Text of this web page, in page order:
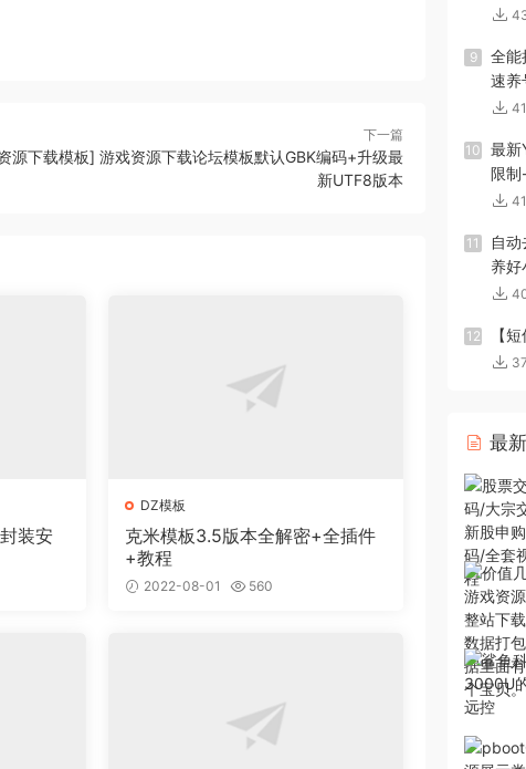
下一篇
源下载模板] 游戏资源下载论坛模板默认GBK编码+升级最
新UTF8版本
装安
DZ模板
克米模板3.5版本全解密+全插件
+教程
2022-08-01 560
9
全能
速养
41
10
最新
限制
41
11
自
养好
12 【
37
最